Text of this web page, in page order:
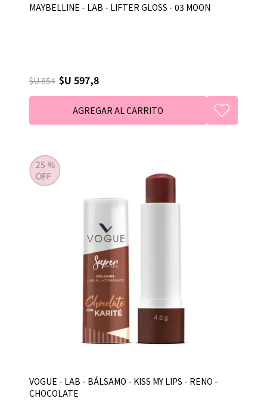
MAYBELLINE - LAB - LIFTER GLOSS - 03 MOON
$U 854 $U 597,8
VOGUE - LAB - BÁLSAMO - KISS MY LIPS - RENO -
CHOCOLATE